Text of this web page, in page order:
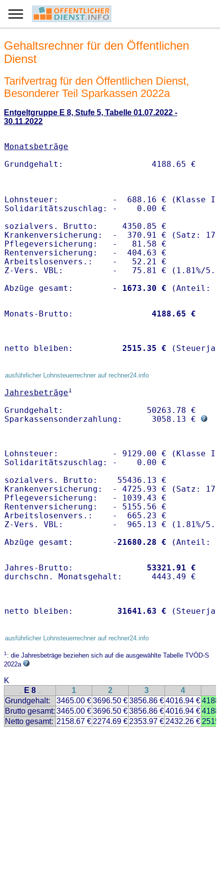
Gehaltsrechner für den Öffentlichen
Dienst
Tarifvertrag für den Öffentlichen Dienst,
Besonderer Teil Sparkassen 2022a
Entgeltgruppe E 8, Stufe 5, Tabelle 01.07.2022 -
30.11.2022
Monatsbeträge
Lohnsteuer:           -  688.16 € (Klasse I)
Solidaritätszuschlag: -    0.00 €
sozialvers. Brutto:     4350.85 €
Krankenversicherung:  -  370.91 € (Satz:
Pflegeversicherung:   -   81.58 €
Rentenversicherung:   -  404.63 €
Arbeitslosenvers.:    -   52.21 €
Z-Vers. VBL:          -   75.81 € ( 1.81%/
Abzüge gesamt:        -
1673.30 €
Monats-Brutto: 4188.65 €
netto bleiben: 2515.35 €
ausführlicher Lohnsteuerrechner auf rechner24.info
Jahresbeträge1
Grundgehalt:                 50263.78 €
Sparkassensonderzahlung:      3058.13 €
Lohnsteuer:           - 9129.00 € (Klasse I)
Solidaritätszuschlag: -    0.00 €
sozialvers. Brutto:    55436.13 €
Krankenversicherung:  - 4725.93 € (Satz:
Pflegeversicherung:   - 1039.43 €
Rentenversicherung:   - 5155.56 €
Arbeitslosenvers.:    -  665.23 €
Z-Vers. VBL:          -  965.13 € ( 1.81%/
Abzüge gesamt:        -21680.28 €
Jahres-Brutto: 53321.91 €
netto bleiben: 31641.63 €
ausführlicher Lohnsteuerrechner auf rechner24.info
1: die Jahresbeträge beziehen sich auf die ausgewählte Tabelle TVÖD-S
2022a
K
.. E 8 .. 1 2 3 4
Grundgehalt:
3465.00 €3696.50 €3856.86 €4016.94 €
Brutto gesamt: 3465.00 €3696.50 €3856.86 €4016.94 €
Netto gesamt: 2158.67 € 2274.69 € 2353.97 € 2432.26 €